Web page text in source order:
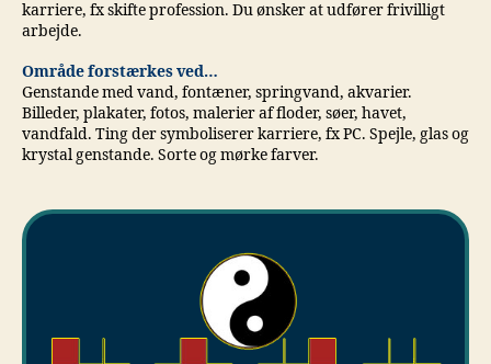
karriere, fx skifte profession. Du ønsker at udfører frivilligt
arbejde.
Område forstærkes ved…
Genstande med vand, fontæner, springvand, akvarier.
Billeder, plakater, fotos, malerier af floder, søer, havet,
vandfald. Ting der symboliserer karriere, fx PC. Spejle, glas og
krystal genstande. Sorte og mørke farver.